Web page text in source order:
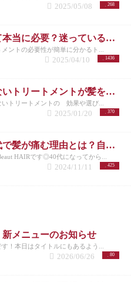
268
2025/05/08
トリートメントって本当に必要？迷っているあなたに伝えたい効果と理由
ントの必要性が簡単に分かるト...
1436
2025/04/10
メンズ必見！流さないトリートメントが髪を守る理由とは？/洗足
いトリートメントの 効果や選び...
370
2025/01/20
【原因はコレ】40代で髪が痛む理由とは？自宅でできる改善方法も紹介！
HAIRです◎40代になってから...
425
2024/11/11
新メニューのお知らせ
！本日はタイトルにもあるよう...
80
2026/06/26